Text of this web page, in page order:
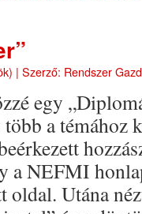
| Szerző: Rendszer
egy
a témához
a NEFMI
oldal. Utána